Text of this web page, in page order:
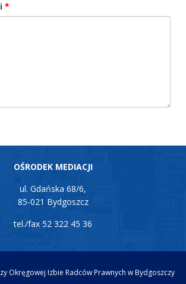
*
OŚRODEK MEDIACJI
ul. Gdańska 68/6,
85-021 Bydgoszcz
tel./fax 52 322 45 36
Okręgowej Izbie Radców Prawnych w Bydgoszczy